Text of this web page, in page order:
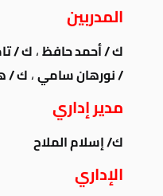
المدربين
ك / أحمد حافظ،ك /
/ نورهان سامي،ك /
مدير إداري
ك/ إسلام الملاح
الإداري